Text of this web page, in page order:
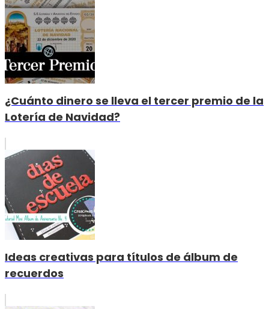
¿Cuánto dinero se lleva el tercer premio de la
Lotería de Navidad?
Ideas creativas para títulos de álbum de
recuerdos